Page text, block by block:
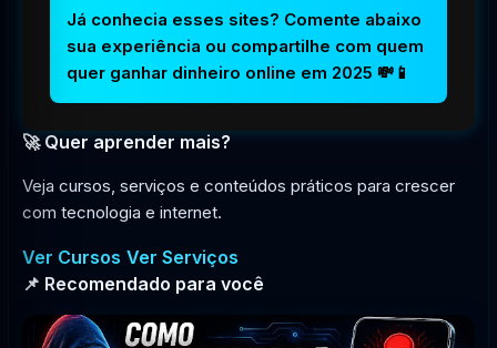
Já conhecia esses sites? Comente abaixo
sua experiência ou compartilhe com quem
quer ganhar dinheiro online em 2025 💸📱
🚀 Quer aprender mais?
Veja cursos, serviços e conteúdos práticos para crescer
com tecnologia e internet.
Ver Cursos Ver Serviços
📌 Recomendado para você